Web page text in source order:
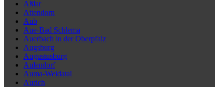
Aßlar
Attendorn
Aub
Aue-Bad Schlema
Auerbach in der Oberpfalz
Augsburg
Augustusburg
Aulendorf
Auma-Weidatal
Aurich